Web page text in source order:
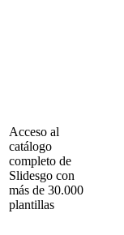
Acceso al
catálogo
completo de
Slidesgo con
más de 30.000
plantillas